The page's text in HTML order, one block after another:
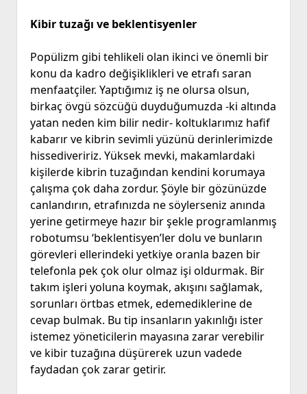
Kibir tuzağı ve beklentisyenler
Popülizm gibi tehlikeli olan ikinci ve önemli bir
konu da kadro değişiklikleri ve etrafı saran
menfaatçiler. Yaptığımız iş ne olursa olsun,
birkaç övgü sözcüğü duyduğumuzda -ki altında
yatan neden kim bilir nedir- koltuklarımız hafif
kabarır ve kibrin sevimli yüzünü derinlerimizde
hissediveririz. Yüksek mevki, makamlardaki
kişilerde kibrin tuzağından kendini korumaya
çalışma çok daha zordur. Şöyle bir gözünüzde
canlandırın, etrafınızda ne söylerseniz anında
yerine getirmeye hazır bir şekle programlanmış
robotumsu ‘beklentisyen’ler dolu ve bunların
görevleri ellerindeki yetkiye oranla bazen bir
telefonla pek çok olur olmaz işi oldurmak. Bir
takım işleri yoluna koymak, akışını sağlamak,
sorunları örtbas etmek, edemediklerine de
cevap bulmak. Bu tip insanların yakınlığı ister
istemez yöneticilerin mayasına zarar verebilir
ve kibir tuzağına düşürerek uzun vadede
faydadan çok zarar getirir.